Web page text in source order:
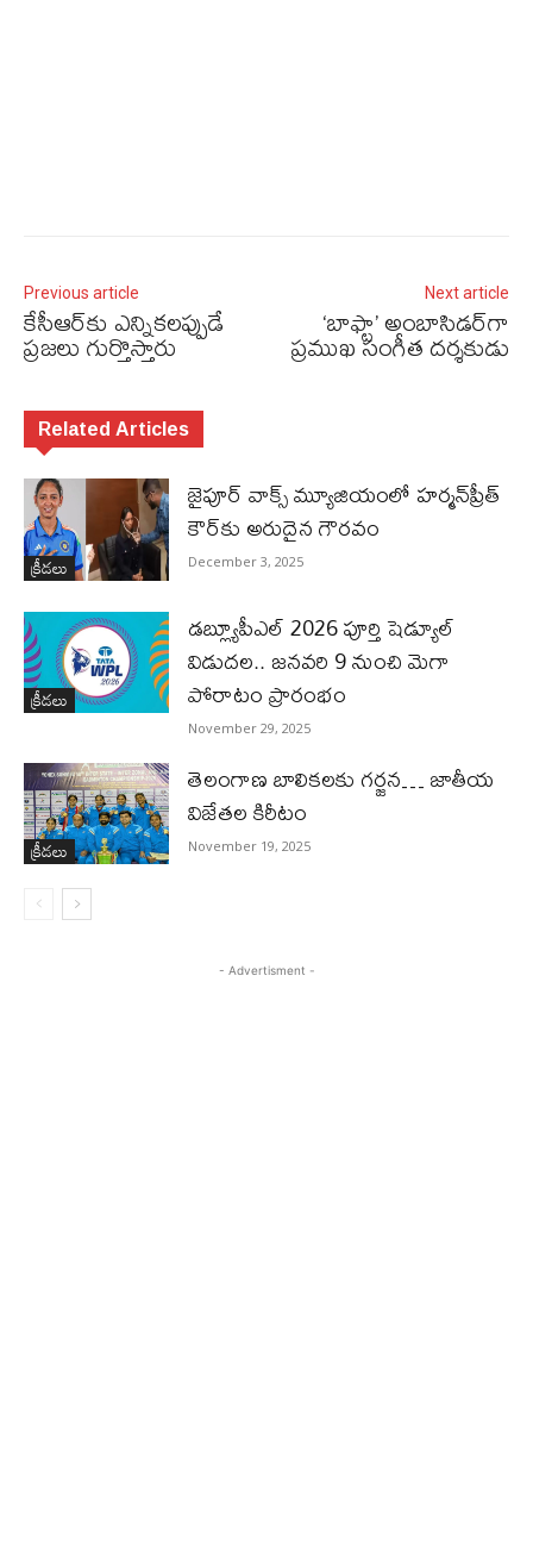
Previous article
కేసీఆర్‌కు ఎన్నికలప్పుడే
ప్రజలు గుర్తొస్తారు
Next article
‘బాఫ్టా’ అంబాసిడర్‌గా
ప్రముఖ సంగీత దర్శకుడు
Related Articles
క్రీడలు
జైపూర్ వాక్స్ మ్యూజియంలో హర్మన్‌ప్రీత్
కౌర్‌కు అరుదైన గౌరవం
December 3, 2025
క్రీడలు
డబ్ల్యూపీఎల్ 2026 పూర్తి షెడ్యూల్
విడుదల.. జనవరి 9 నుంచి మెగా
పోరాటం ప్రారంభం
November 29, 2025
క్రీడలు
తెలంగాణ బాలికలకు గర్జన… జాతీయ
విజేతల కిరీటం
November 19, 2025
- Advertisment -